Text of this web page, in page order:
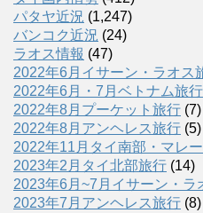
パタヤ近況 (1,247)
バンコク近況 (24)
ラオス情報 (47)
2022年6月イサーン・ラオス
2022年6月・7月ベトナム旅行
2022年8月プーケット旅行 (7)
2022年8月アンヘレス旅行 (5)
2022年11月タイ南部・マレ
2023年2月タイ北部旅行 (14)
2023年6月~7月イサーン・ラ
2023年7月アンヘレス旅行 (8)